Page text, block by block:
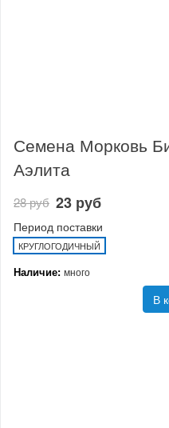
Семена Морковь
Аэлита
28 руб 23 руб
Период поставки
КРУГЛОГОДИЧНЫЙ
Наличие: много
В